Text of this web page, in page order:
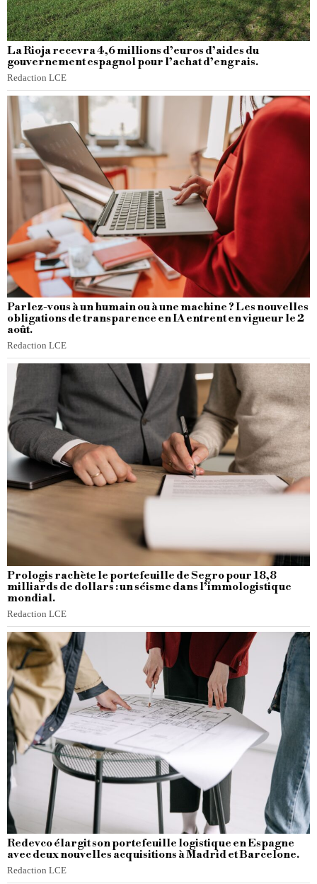
La Rioja recevra 4,6 millions d’euros d’aides du
gouvernement espagnol pour l’achat d’engrais.
Redaction LCE
Parlez-vous à un humain ou à une machine ? Les nouvelles
obligations de transparence en IA entrent en vigueur le 2
août.
Redaction LCE
Prologis rachète le portefeuille de Segro pour 18,8
milliards de dollars : un séisme dans l’immologistique
mondial.
Redaction LCE
Redevco élargit son portefeuille logistique en Espagne
avec deux nouvelles acquisitions à Madrid et Barcelone.
Redaction LCE